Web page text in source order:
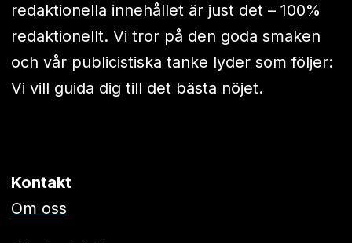
redaktionella innehållet är just det – 100%
redaktionellt. Vi tror på den goda smaken
och vår publicistiska tanke lyder som följer:
Vi vill guida dig till det bästa nöjet.
Kontakt
Om oss